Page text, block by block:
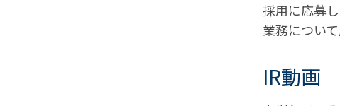
採用に応募
業務につい
IR動画